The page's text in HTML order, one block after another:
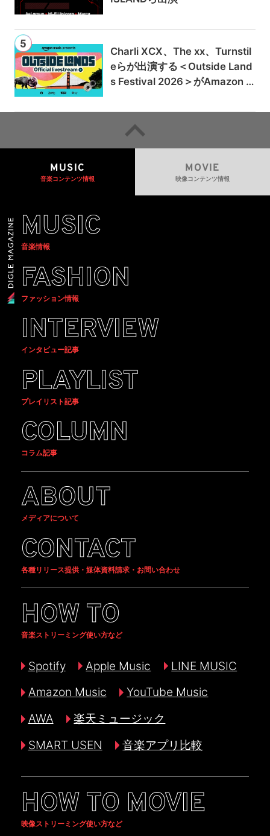
Charli XCX、The xx、Turnstil
eらが出演する＜Outside Land
s Festival 2026＞がAmazon M
ブ配信
MUSIC
音楽コンテンツ情報
MOVIE
映像コンテンツ情報
MUSIC
音楽情報
FASHION
ファッション情報
INTERVIEW
インタビュー記事
PLAYLIST
プレイリスト記事
COLUMN
コラム記事
ABOUT
メディアについて
CONTACT
各種リリース提供・媒体資料請求・お問い合わせ
HOW TO
音楽ストリーミング使い方など
Spotify Apple Music
LINE MUSIC
Amazon Music
YouTube Music
AWA
楽天ミュージック
SMART USEN
音楽アプリ比較
HOW TO MOVIE
映像ストリーミング使い方など